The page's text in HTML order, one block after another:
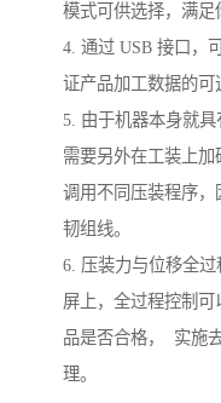
模式可供选择，满足
4. 通过 USB 接口，
证产品加工数据的可
5. 由于机器本身就
需要另外在工装上
调用不同压装程序
韧组线。
6. 压装力与位移全
屏上，全过程控制
品是否合格， 实施
理。